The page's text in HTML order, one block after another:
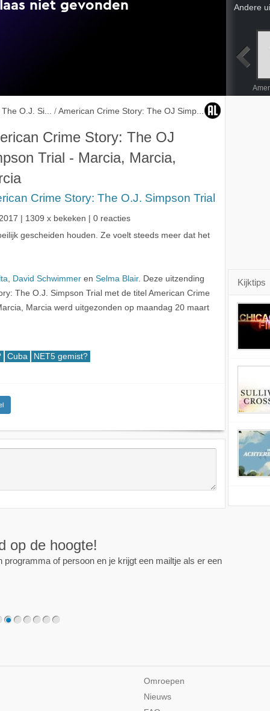
O.J. Si... / American Crime Story: The OJ Simp...
Crime Story: The OJ
Trial - Marcia, Marcia,
Crime Story: The O.J. Simpson Trial
| 1309 x bekeken | 0 reacties
gescheiden houden. Ze voelt steeds meer dat het
David Schwimmer en Selma Blair. Deze uitzending
The O.J. Simpson Trial met de titel American Crime
Marcia werd uitgezonden op maandag 20 maart
Cuba NET5 gemist?
Andere
Kijktips
op de hoogte!
programma of persoon en je krijgt een mailtje als er een
Omroepen
Nieuws